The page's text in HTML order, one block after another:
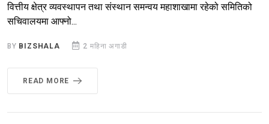
वित्तीय क्षेत्र व्यवस्थापन तथा संस्थान समन्वय महाशाखामा रहेको समितिको
सचिवालयमा आफ्नो...
BY BIZSHALA 2 महिना अगाडी
READ MORE